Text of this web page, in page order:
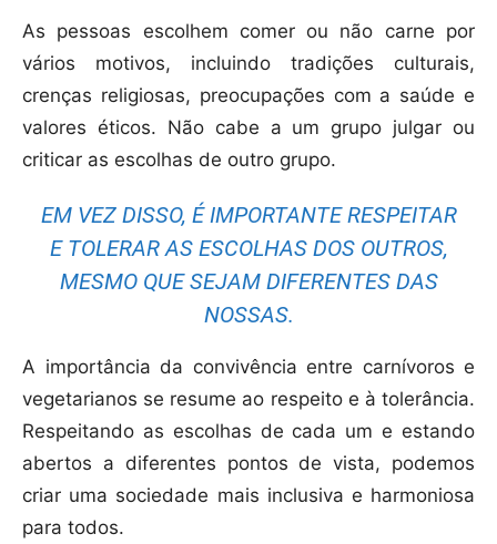
As pessoas escolhem comer ou não carne por
vários motivos, incluindo tradições culturais,
crenças religiosas, preocupações com a saúde e
valores éticos. Não cabe a um grupo julgar ou
criticar as escolhas de outro grupo.
EM VEZ DISSO, É IMPORTANTE RESPEITAR
E TOLERAR AS ESCOLHAS DOS OUTROS,
MESMO QUE SEJAM DIFERENTES DAS
NOSSAS.
A importância da convivência entre carnívoros e
vegetarianos se resume ao respeito e à tolerância.
Respeitando as escolhas de cada um e estando
abertos a diferentes pontos de vista, podemos
criar uma sociedade mais inclusiva e harmoniosa
para todos.